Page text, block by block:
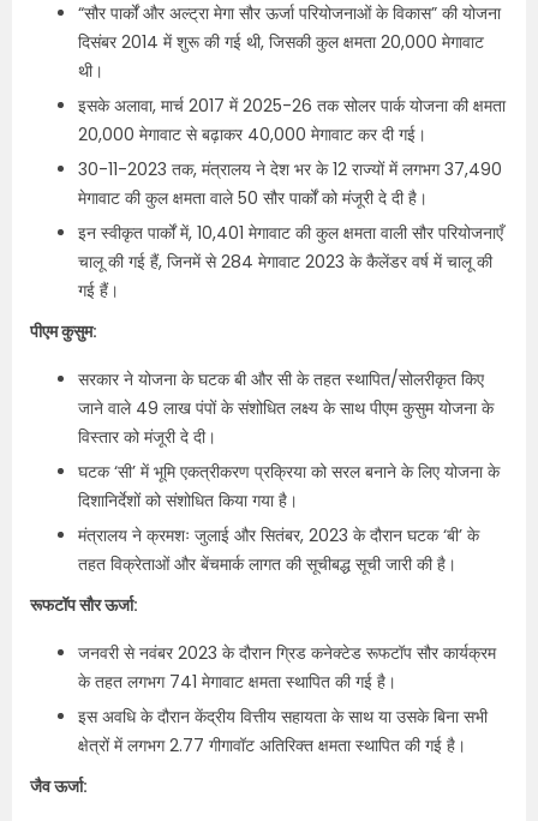
“सौर पार्कों और अल्ट्रा मेगा सौर ऊर्जा परियोजनाओं के विकास” की योजना
दिसंबर 2014 में शुरू की गई थी, जिसकी कुल क्षमता 20,000 मेगावाट
थी।
इसके अलावा, मार्च 2017 में 2025-26 तक सोलर पार्क योजना की क्षमता
20,000 मेगावाट से बढ़ाकर 40,000 मेगावाट कर दी गई।
30-11-2023 तक, मंत्रालय ने देश भर के 12 राज्यों में लगभग 37,490
मेगावाट की कुल क्षमता वाले 50 सौर पार्कों को मंजूरी दे दी है।
इन स्वीकृत पार्कों में, 10,401 मेगावाट की कुल क्षमता वाली सौर परियोजनाएँ
चालू की गई हैं, जिनमें से 284 मेगावाट 2023 के कैलेंडर वर्ष में चालू की
गई हैं।
पीएम कुसुम:
सरकार ने योजना के घटक बी और सी के तहत स्थापित/सोलरीकृत किए
जाने वाले 49 लाख पंपों के संशोधित लक्ष्य के साथ पीएम कुसुम योजना के
विस्तार को मंजूरी दे दी।
घटक ‘सी’ में भूमि एकत्रीकरण प्रक्रिया को सरल बनाने के लिए योजना के
दिशानिर्देशों को संशोधित किया गया है।
मंत्रालय ने क्रमशः जुलाई और सितंबर, 2023 के दौरान घटक ‘बी’ के
तहत विक्रेताओं और बेंचमार्क लागत की सूचीबद्ध सूची जारी की है।
रूफटॉप सौर ऊर्जा:
जनवरी से नवंबर 2023 के दौरान ग्रिड कनेक्टेड रूफटॉप सौर कार्यक्रम
के तहत लगभग 741 मेगावाट क्षमता स्थापित की गई है।
इस अवधि के दौरान केंद्रीय वित्तीय सहायता के साथ या उसके बिना सभी
क्षेत्रों में लगभग 2.77 गीगावॉट अतिरिक्त क्षमता स्थापित की गई है।
जैव ऊर्जा: